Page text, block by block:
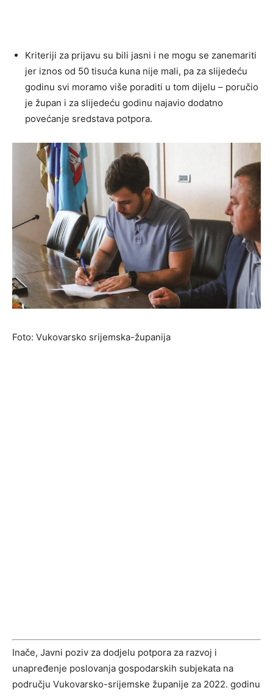
Kriteriji za prijavu su bili jasni i ne mogu se zanemariti
jer iznos od 50 tisuća kuna nije mali, pa za slijedeću
godinu svi moramo više poraditi u tom dijelu – poručio
je župan i za slijedeću godinu najavio dodatno
povećanje sredstava potpora.
Foto: Vukovarsko srijemska-županija
Inače, Javni poziv za dodjelu potpora za razvoj i
unapređenje poslovanja gospodarskih subjekata na
području Vukovarsko-srijemske županije za 2022. godinu